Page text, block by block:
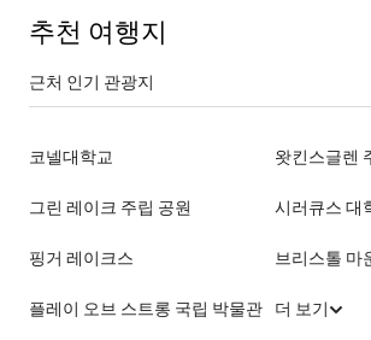
추천 여행지
근처 인기 관광지
코넬대학교 왓킨스글렌
그린 레이크 주립 공원 시러큐스 대
핑거 레이크스
플레이 오브 스트롱 국립 박물관 더 보기